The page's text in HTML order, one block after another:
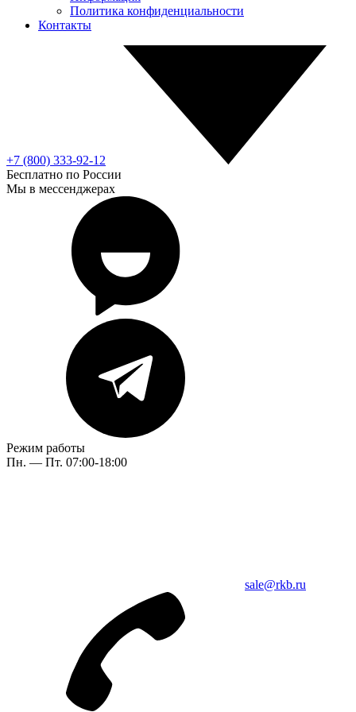
Политика конфиденциальности
Контакты
+7 (800) 333-92-12
Бесплатно по России
Мы в мессенджерах
Режим работы
Пн. — Пт. 07:00-18:00
sale@rkb.ru